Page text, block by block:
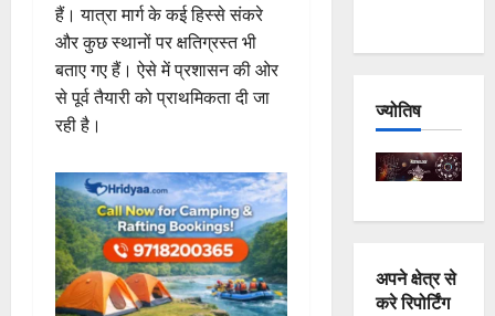
हैं। यात्रा मार्ग के कई हिस्से संकरे
और कुछ स्थानों पर क्षतिग्रस्त भी
बताए गए हैं। ऐसे में प्रशासन की ओर
से पूर्व तैयारी को प्राथमिकता दी जा
रही है।
ज्योतिष
अपने क्षेत्र से
करे रिपोर्टिंग